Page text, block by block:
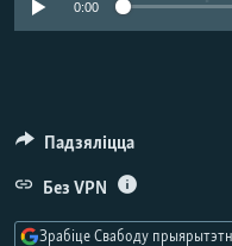
КУЛЬТУРА
МОВА0:00
Падзяліцца
Без VPN
Зрабіце Свабоду